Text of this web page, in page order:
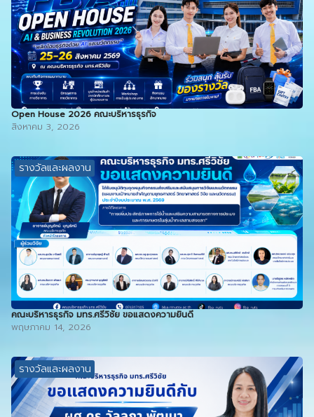
Open House 2026 คณะบริหารธุรกิจ
สิงหาคม 3, 2026
รางวัลและผลงาน
คณะบริหารธุรกิจ มทร.ศรีวิชัย ขอแสดงความยินดี
พฤษภาคม 14, 2026
รางวัลและผลงาน